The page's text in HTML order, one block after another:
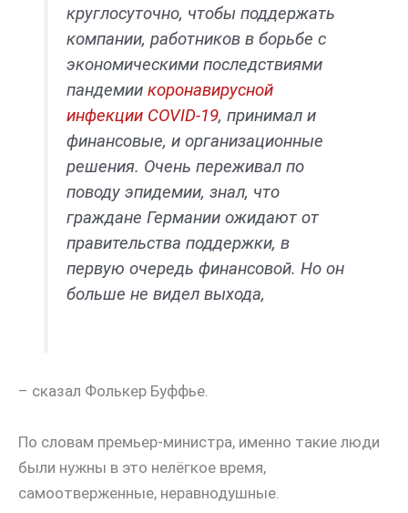
круглосуточно, чтобы поддержать
компании, работников в борьбе с
экономическими последствиями
пандемиикоронавирусной
инфекции COVID-19, принимал и
финансовые, и организационные
решения. Очень переживал по
поводу эпидемии, знал, что
граждане Германии ожидают от
правительства поддержки, в
первую очередь финансовой. Но он
больше не видел выхода,
– сказал Фолькер Буффье.
По словам премьер-министра, именно такие люди
были нужны в это нелёгкое время,
самоотверженные, неравнодушные.